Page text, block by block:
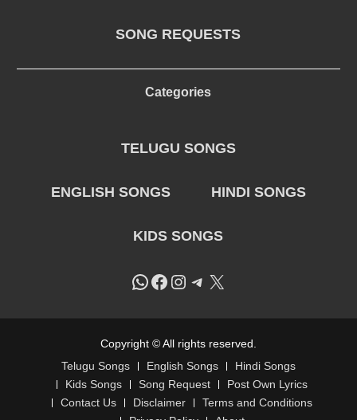
SONG REQUESTS
Categories
TELUGU SONGS
ENGLISH SONGS HINDI SONGS
KIDS SONGS
WhatsApp
Facebook
Instagram
Telegram
X
Copyright © All rights reserved.
Telugu Songs
English Songs
Hindi Songs
Kids Songs
Song Request
Post Own Lyrics
Contact Us
Disclaimer
Terms and Conditions